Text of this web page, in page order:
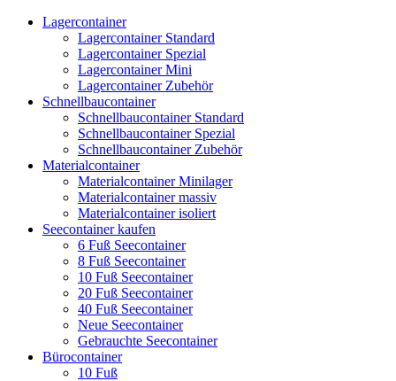
Lagercontainer
Lagercontainer Standard
Lagercontainer Spezial
Lagercontainer Mini
Lagercontainer Zubehör
Schnellbaucontainer
Schnellbaucontainer Standard
Schnellbaucontainer Spezial
Schnellbaucontainer Zubehör
Materialcontainer
Materialcontainer Minilager
Materialcontainer massiv
Materialcontainer isoliert
Seecontainer kaufen
6 Fuß Seecontainer
8 Fuß Seecontainer
10 Fuß Seecontainer
20 Fuß Seecontainer
40 Fuß Seecontainer
Neue Seecontainer
Gebrauchte Seecontainer
Bürocontainer
10 Fuß